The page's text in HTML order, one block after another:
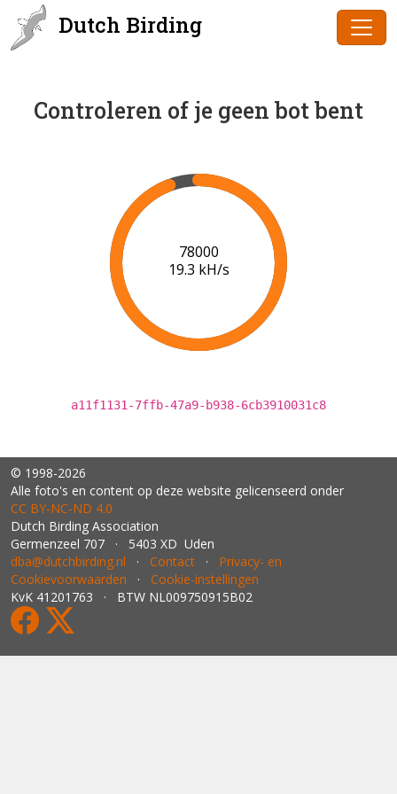
Dutch Birding
Controleren of je geen bot bent
80000
19.4 kH/s
a11f1131-7ffb-47a9-b938-6cb3910031c8
© 1998-2026
Alle foto's en content op deze website gelicenseerd onder
CC BY‑NC‑ND 4.0
Dutch Birding Association
Germenzeel 707 · 5403 XD Uden
dba@dutchbirding.nl · Contact · Privacy- en
Cookievoorwaarden · Cookie-instellingen
KvK 41201763 · BTW NL009750915B02